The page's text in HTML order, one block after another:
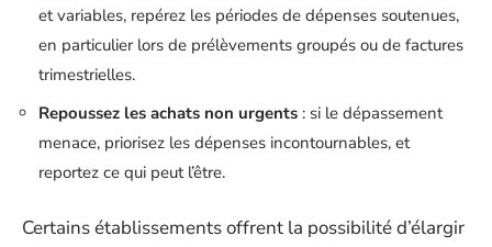
et variables, repérez les périodes de dépenses soutenues,
en particulier lors de prélèvements groupés ou de factures
trimestrielles.
Repoussez les achats non urgents : si le dépassement
menace, priorisez les dépenses incontournables, et
reportez ce qui peut l’être.
Certains établissements offrent la possibilité d’élargir